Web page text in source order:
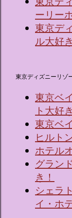
ーリー
東京デ
ル大好
東京ディズニーリゾ
東京ベ
ト大好
東京ベ
ヒルト
ホテル
グラン
き！
シェラ
イ・ホ